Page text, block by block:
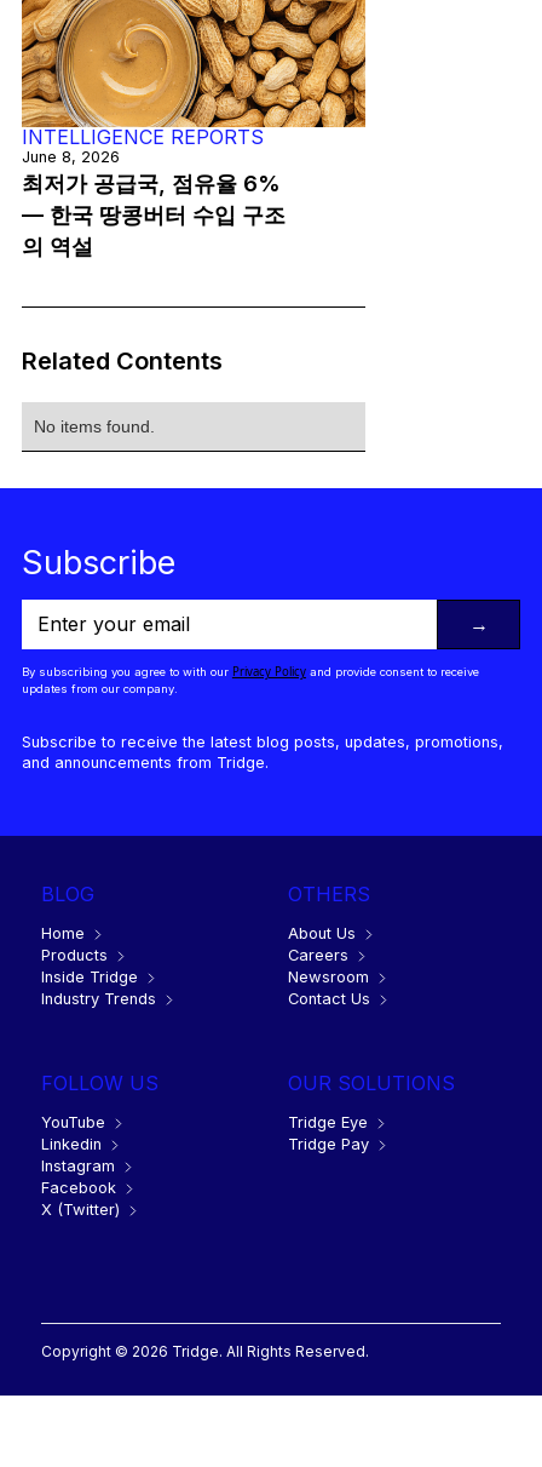
INTELLIGENCE REPORTS
June 8, 2026
최저가 공급국, 점유율 6%
— 한국 땅콩버터 수입 구조
의 역설
Related Contents
No items found.
Subscribe
→
By subscribing you agree to with our Privacy Policyand provide consent to receive
updates from our company.
Subscribe to receive the latest blog posts, updates, promotions,
and announcements from Tridge.
BLOG
Home
Products
Inside Tridge
Industry Trends
OTHERS
About Us
Careers
Newsroom
Contact Us
FOLLOW US
YouTube
Linkedin
Instagram
Facebook
X (Twitter)
OUR SOLUTIONS
Tridge Eye
Tridge Pay
Copyright © 2026 Tridge. All Rights Reserved.